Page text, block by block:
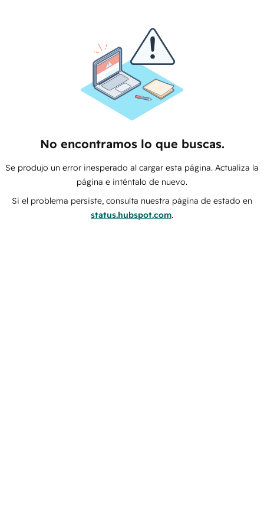
No encontramos lo que buscas.
Se produjo un error inesperado al cargar esta página. Actualiza la
página e inténtalo de nuevo.
Si el problema persiste, consulta nuestra página de estado en
status.hubspot.com.